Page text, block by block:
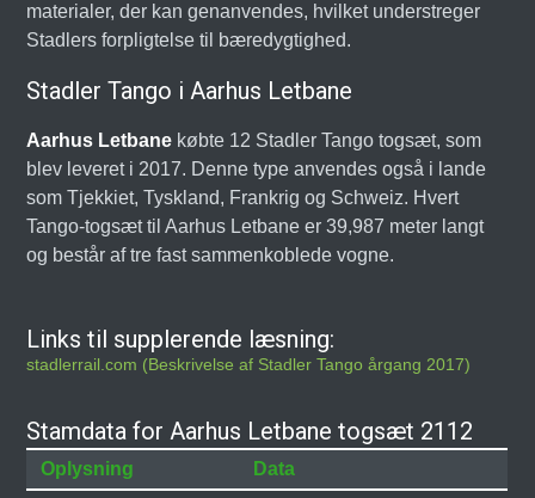
materialer, der kan genanvendes, hvilket understreger
Stadlers forpligtelse til bæredygtighed.
Stadler Tango i Aarhus Letbane
Aarhus Letbane købte 12 Stadler Tango togsæt, som
blev leveret i 2017. Denne type anvendes også i lande
som Tjekkiet, Tyskland, Frankrig og Schweiz. Hvert
Tango-togsæt til Aarhus Letbane er 39,987 meter langt
og består af tre fast sammenkoblede vogne.
Links til supplerende læsning:
stadlerrail.com (Beskrivelse af Stadler Tango årgang 2017)
Stamdata for Aarhus Letbane togsæt 2112
Oplysning
Data